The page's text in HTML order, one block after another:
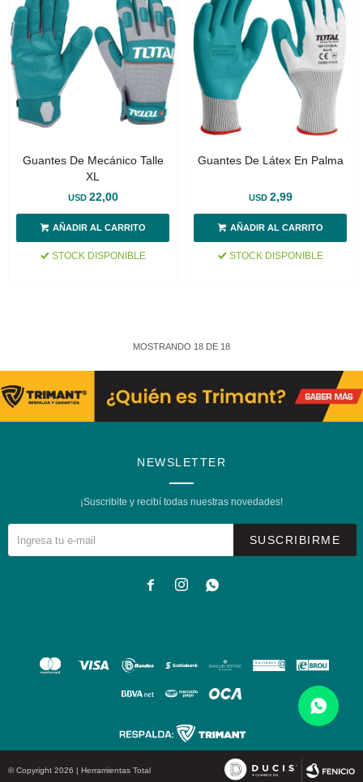
Guantes De Mecánico Talle
XL
USD 22,00
STOCK DISPONIBLE
Guantes De Látex En Palma
USD 2,99
STOCK DISPONIBLE
MOSTRANDO 18 DE 18
NEWSLETTER
¡Suscribite y recibí todas nuestras novedades!
SUSCRIBIRME
  
© Copyright 2026 | Herramientas Total